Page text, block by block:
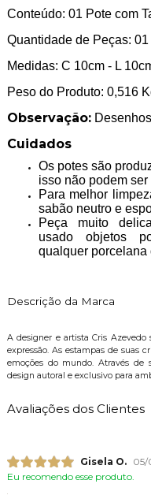
Conteúdo: 01 Pote com
Quantidade de Peças: 01
Medidas: C 10cm - L
Peso do Produto: 0,516
Observação:
Cuidados
Os potes são
isso não podem
Para melhor
sabão neutro e
Peça muito
usado objetos
qualquer porcelana
Descrição da Marca
A designer e artista Cris
expressão. As estampas de suas
emoções do mundo. Através de
design autoral e exclusivo para
Avaliações dos Clientes
Gisela O.
05/
Eu recomendo esse produto.